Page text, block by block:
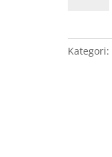
Kategori: